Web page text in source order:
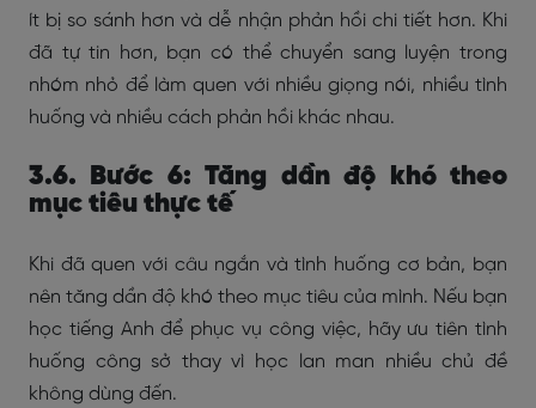
ít bị so sánh hơn và dễ nhận phản hồi chi tiết hơn. Khi
đã tự tin hơn, bạn có thể chuyển sang luyện trong
nhóm nhỏ để làm quen với nhiều giọng nói, nhiều tình
huống và nhiều cách phản hồi khác nhau.
3.6. Bước 6: Tăng dần độ khó theo
mục tiêu thực tế
Khi đã quen với câu ngắn và tình huống cơ bản, bạn
nên tăng dần độ khó theo mục tiêu của mình. Nếu bạn
học tiếng Anh để phục vụ công việc, hãy ưu tiên tình
huống công sở thay vì học lan man nhiều chủ đề
không dùng đến.